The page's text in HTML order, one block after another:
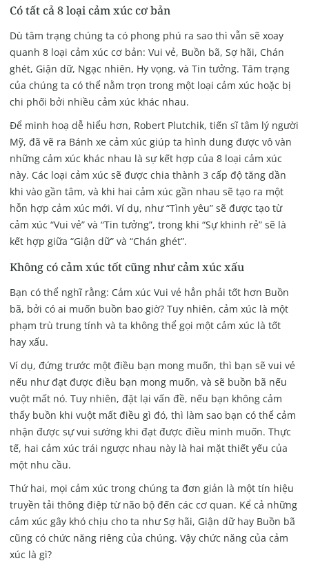
Có tất cả 8 loại cảm xúc cơ bản
Dù tâm trạng chúng ta có phong phú ra sao thì vẫn sẽ xoay
quanh 8 loại cảm xúc cơ bản: Vui vẻ, Buồn bã, Sợ hãi, Chán
ghét, Giận dữ, Ngạc nhiên, Hy vọng, và Tin tưởng. Tâm trạng
của chúng ta có thể nằm trọn trong một loại cảm xúc hoặc bị
chi phối bởi nhiều cảm xúc khác nhau.
Để minh hoạ dễ hiểu hơn, Robert Plutchik, tiến sĩ tâm lý người
Mỹ, đã vẽ ra Bánh xe cảm xúc giúp ta hình dung được vô vàn
những cảm xúc khác nhau là sự kết hợp của 8 loại cảm xúc
này. Các loại cảm xúc sẽ được chia thành 3 cấp độ tăng dần
khi vào gần tâm, và khi hai cảm xúc gần nhau sẽ tạo ra một
hỗn hợp cảm xúc mới. Ví dụ, như “Tình yêu” sẽ được tạo từ
cảm xúc “Vui vẻ” và “Tin tưởng”, trong khi “Sự khinh rẻ” sẽ là
kết hợp giữa “Giận dữ” và “Chán ghét”.
Không có cảm xúc tốt cũng như cảm xúc xấu
Bạn có thể nghĩ rằng: Cảm xúc Vui vẻ hẳn phải tốt hơn Buồn
bã, bởi có ai muốn buồn bao giờ? Tuy nhiên, cảm xúc là một
phạm trù trung tính và ta không thể gọi một cảm xúc là tốt
hay xấu.
Ví dụ, đứng trước một điều bạn mong muốn, thì bạn sẽ vui vẻ
nếu như đạt được điều bạn mong muốn, và sẽ buồn bã nếu
vuột mất nó. Tuy nhiên, đặt lại vấn đề, nếu bạn không cảm
thấy buồn khi vuột mất điều gì đó, thì làm sao bạn có thể cảm
nhận được sự vui sướng khi đạt được điều mình muốn. Thực
tế, hai cảm xúc trái ngược nhau này là hai mặt thiết yếu của
một nhu cầu.
Thứ hai, mọi cảm xúc trong chúng ta đơn giản là một tín hiệu
truyền tải thông điệp từ não bộ đến các cơ quan. Kể cả những
cảm xúc gây khó chịu cho ta như Sợ hãi, Giận dữ hay Buồn bã
cũng có chức năng riêng của chúng. Vậy chức năng của cảm
xúc là gì?